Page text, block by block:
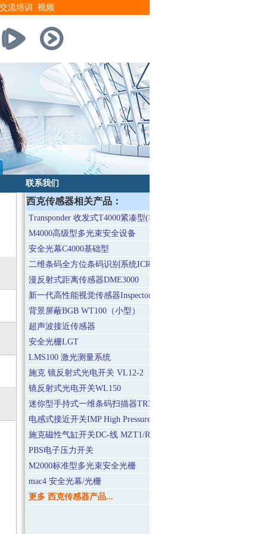
交流培训 视频
联系我们
西克传感器相关产品：
Transponder 收发式T4000紧凑型(非接触式安全开关)
M4000高级型多光束安全设备
安全光幕C4000基础型
二维条码全方位条码识别系统ICR890
漫反射式距离传感器DME3000
新一代高性能视觉传感器Inspector I20
背景屏蔽BGB WT100（小型）
超声波接近传感器
安全光栅LGT
LMS100 激光测量系统
施克 镜反射式光电开关 VL12-2
镜反射式光电开关WL150
迷你型手持式一维条码扫描器TR3080
电感式接近开关IMP High Pressure
施克磁性气缸开关DC-线 MZT1/RZT1
PBS电子压力开关
M2000标准型多光束安全光栅
mac4 安全光幕/光栅
更多 西克传感器产品...